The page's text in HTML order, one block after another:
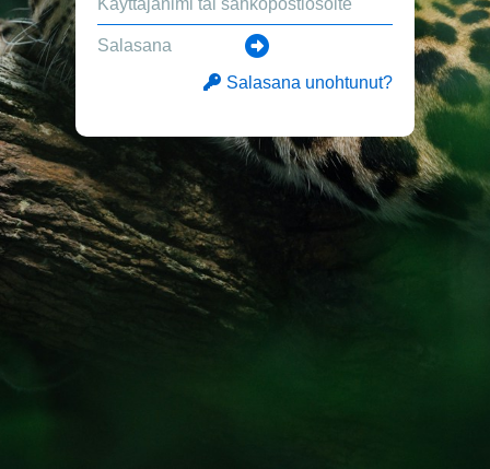
Salasana unohtunut?